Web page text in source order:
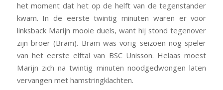
het moment dat het op de helft van de tegenstander
kwam. In de eerste twintig minuten waren er voor
linksback Marijn mooie duels, want hij stond tegenover
zijn broer (Bram). Bram was vorig seizoen nog speler
van het eerste elftal van BSC Unisson. Helaas moest
Marijn zich na twintig minuten noodgedwongen laten
vervangen met hamstringklachten.